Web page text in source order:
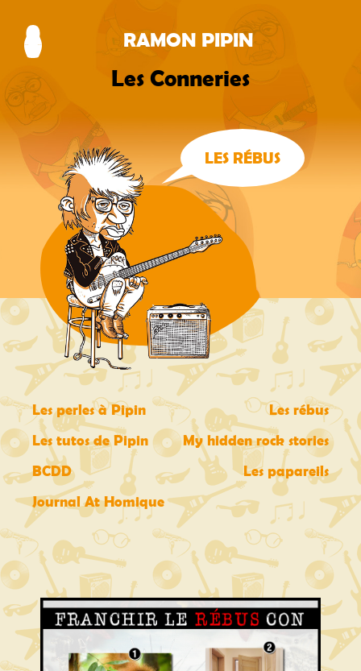
RAMON PIPIN
LES RÉBUS
Les Conneries
Les perles à Pipin
Les rébus
Les tutos de Pipin
My hidden rock stories
BCDD
Les papareils
Journal At Homique